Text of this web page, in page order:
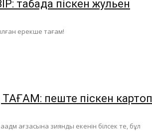
табада піскен жульен
ерекше тағам!
пеште піскен картоп
ағзасына зиянды екенін білсек те, бұл